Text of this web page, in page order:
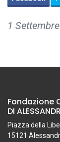
1
Fondazione
DI
Piazza della
15121